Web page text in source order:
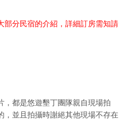
部分民宿的介紹，詳細訂房需知請
，都是悠遊墾丁團隊親自現場拍
，並且拍攝時謝絕其他現場不存在